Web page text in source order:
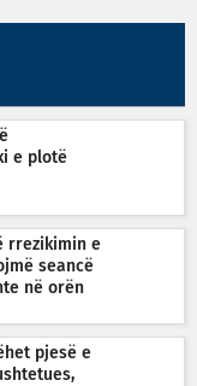
e plotë
rrezikimin e
seancë
në orën
pjesë e